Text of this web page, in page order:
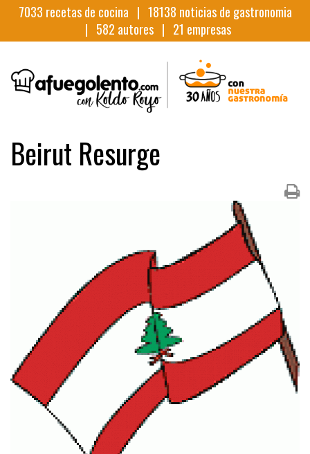
7033 recetas de cocina | 18138 noticias de gastronomia
| 582 autores | 21 empresas
Beirut Resurge